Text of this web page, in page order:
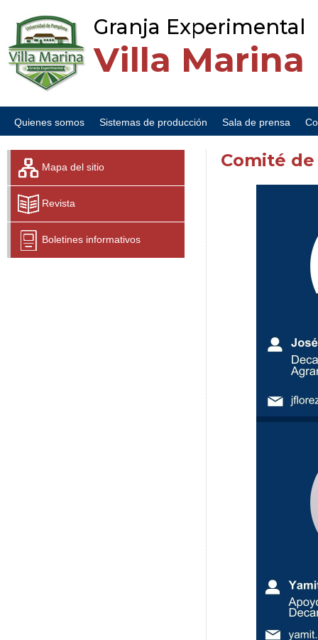
Granja Experimental
Villa Marina
Quienes somos Sistemas de producción Sala de prensa
Mapa del sitio
Revista
Boletines informativos
Comité